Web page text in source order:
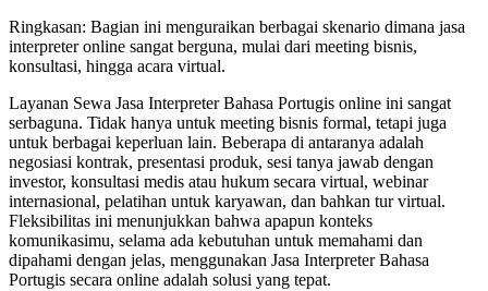
Ringkasan: Bagian ini menguraikan berbagai skenario dimana jasa
interpreter online sangat berguna, mulai dari meeting bisnis,
konsultasi, hingga acara virtual.
Layanan Sewa Jasa Interpreter Bahasa Portugis online ini sangat
serbaguna. Tidak hanya untuk meeting bisnis formal, tetapi juga
untuk berbagai keperluan lain. Beberapa di antaranya adalah
negosiasi kontrak, presentasi produk, sesi tanya jawab dengan
investor, konsultasi medis atau hukum secara virtual, webinar
internasional, pelatihan untuk karyawan, dan bahkan tur virtual.
Fleksibilitas ini menunjukkan bahwa apapun konteks
komunikasimu, selama ada kebutuhan untuk memahami dan
dipahami dengan jelas, menggunakan Jasa Interpreter Bahasa
Portugis secara online adalah solusi yang tepat.